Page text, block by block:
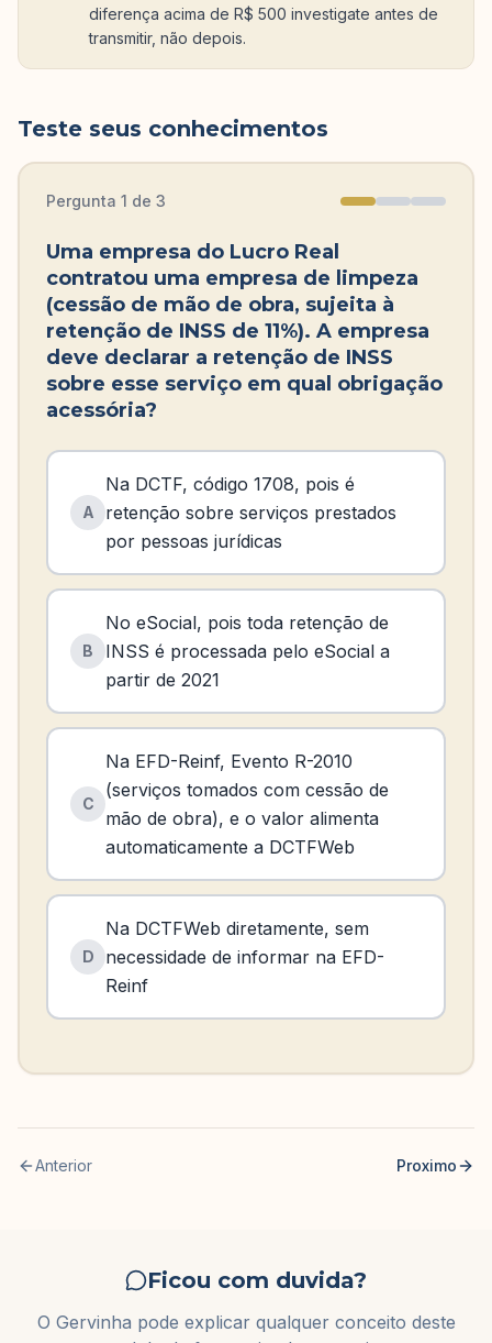
diferença acima de R$ 500 investigate antes de
transmitir, não depois.
Teste seus conhecimentos
Pergunta 1 de 3
Uma empresa do Lucro Real
contratou uma empresa de limpeza
(cessão de mão de obra, sujeita à
retenção de INSS de 11%). A empresa
deve declarar a retenção de INSS
sobre esse serviço em qual obrigação
acessória?
A
Na DCTF, código 1708, pois é
retenção sobre serviços prestados
por pessoas jurídicas
B
No eSocial, pois toda retenção de
INSS é processada pelo eSocial a
partir de 2021
C
Na EFD-Reinf, Evento R-2010
(serviços tomados com cessão de
mão de obra), e o valor alimenta
automaticamente a DCTFWeb
D
Na DCTFWeb diretamente, sem
necessidade de informar na EFD-
Reinf
Anterior Proximo
Ficou com duvida?
O Gervinha pode explicar qualquer conceito deste